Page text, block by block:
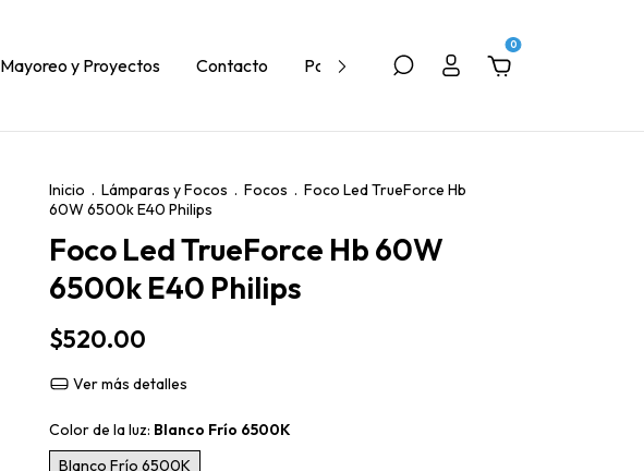
Mayoreo y Proyectos Contacto Política de Devolución Quiénes Somos
0
Inicio . Lámparas y Focos . Focos . Foco Led TrueForce Hb
60W 6500k E40 Philips
Foco Led TrueForce Hb 60W
6500k E40 Philips
$520.00
Ver más detalles
Color de la luz: Blanco Frío 6500K
Blanco Frío 6500K